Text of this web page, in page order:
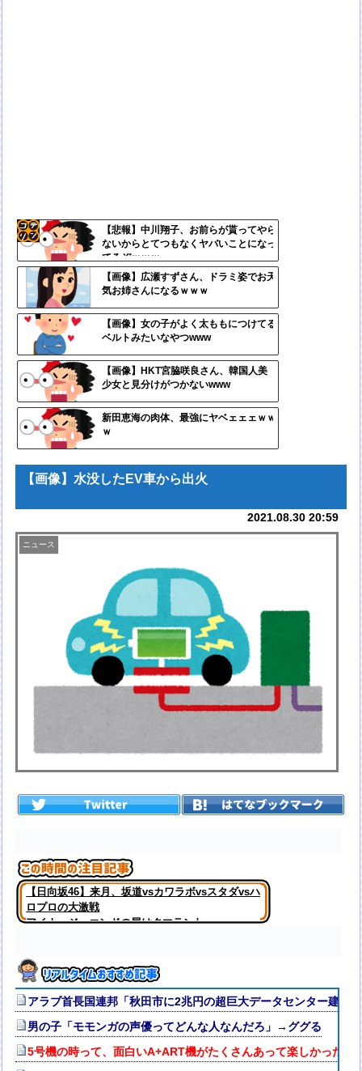
【悲報】中川翔子、お前らが貰ってやら
ないからとてつもなくヤバいことになっ
てるぞｗｗｗ
【画像】広瀬すずさん、ドラミ姿でお天
気お姉さんになるｗｗｗ
【画像】女の子がよく太ももにつけてる
ベルトみたいなやつwww
【画像】HKT宮脇咲良さん、韓国人美
少女と見分けがつかないwww
新田恵海の肉体、最強にヤベェェェｗｗ
ｗ
- 固
定リ
ンク
更新
ツー
ル
【画像】水没したEV車から出火
2021.08.30 20:59
ニュース
【日向坂46】来月、坂道vsカワラボvsスタダvsハ
ロプロの大激戦
アイナ・ジ・エンドの尻はタマランわ
アラブ首長国連邦「秋田市に2兆円の超巨大データセンター建て
男の子「モモンガの声優ってどんな人なんだろ」→ググる
5号機の時って、面白いA+ART機がたくさんあって楽しかったよ